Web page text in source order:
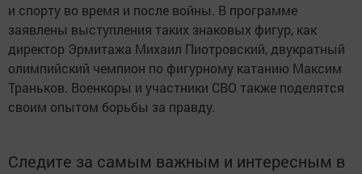
и спорту во время и после войны. В программе
заявлены выступления таких знаковых фигур, как
директор Эрмитажа Михаил Пиотровский, двукратный
олимпийский чемпион по фигурному катанию Максим
Траньков. Военкоры и участники СВО также поделятся
своим опытом борьбы за правду.
Следите за самым важным и интересным в